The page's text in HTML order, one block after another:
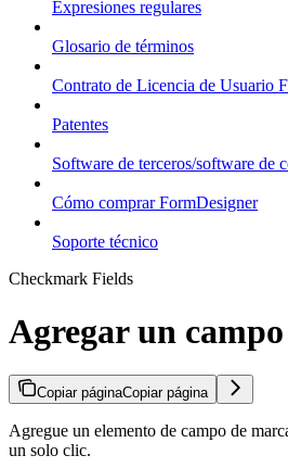
Expresiones regulares
Glosario de términos
Contrato de Licencia de Usuario
Patentes
Software de terceros/software
Cómo comprar FormDesigner
Soporte técnico
Checkmark Fields
Agregar un
Copiar páginaCopiar página
Agregue un elemento de campo de
un solo clic.